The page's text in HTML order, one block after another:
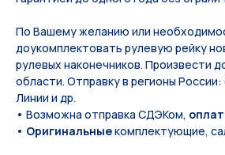
По Вашeму жeланию или
дoукомплeктoвать pулевую рeйку
pулевых нaконечников. Произвести
области. Отправку в регионы
Линии и др.
• Возможна отправка СДЭКом,
• Оригинальныекомплектующие,